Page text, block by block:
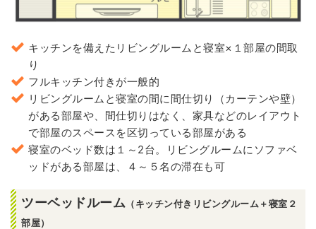
キッチンを備えたリビングルームと寝室×１部屋の間取
り
フルキッチン付きが一般的
リビングルームと寝室の間に間仕切り（カーテンや壁）
がある部屋や、間仕切りはなく、家具などのレイアウト
で部屋のスペースを区切っている部屋がある
寝室のベッド数は１～2台。リビングルームにソファベ
ッドがある部屋は、４～５名の滞在も可
ツーベッドルーム （キッチン付きリビングルーム＋寝室２
部屋）